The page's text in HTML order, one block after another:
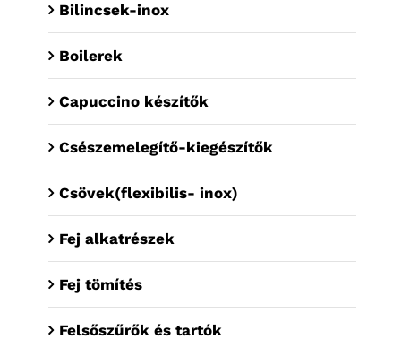
Bilincsek-inox
Boilerek
Capuccino készítők
Csészemelegítő-kiegészítők
Csövek(flexibilis- inox)
Fej alkatrészek
Fej tömítés
Felsőszűrők és tartók